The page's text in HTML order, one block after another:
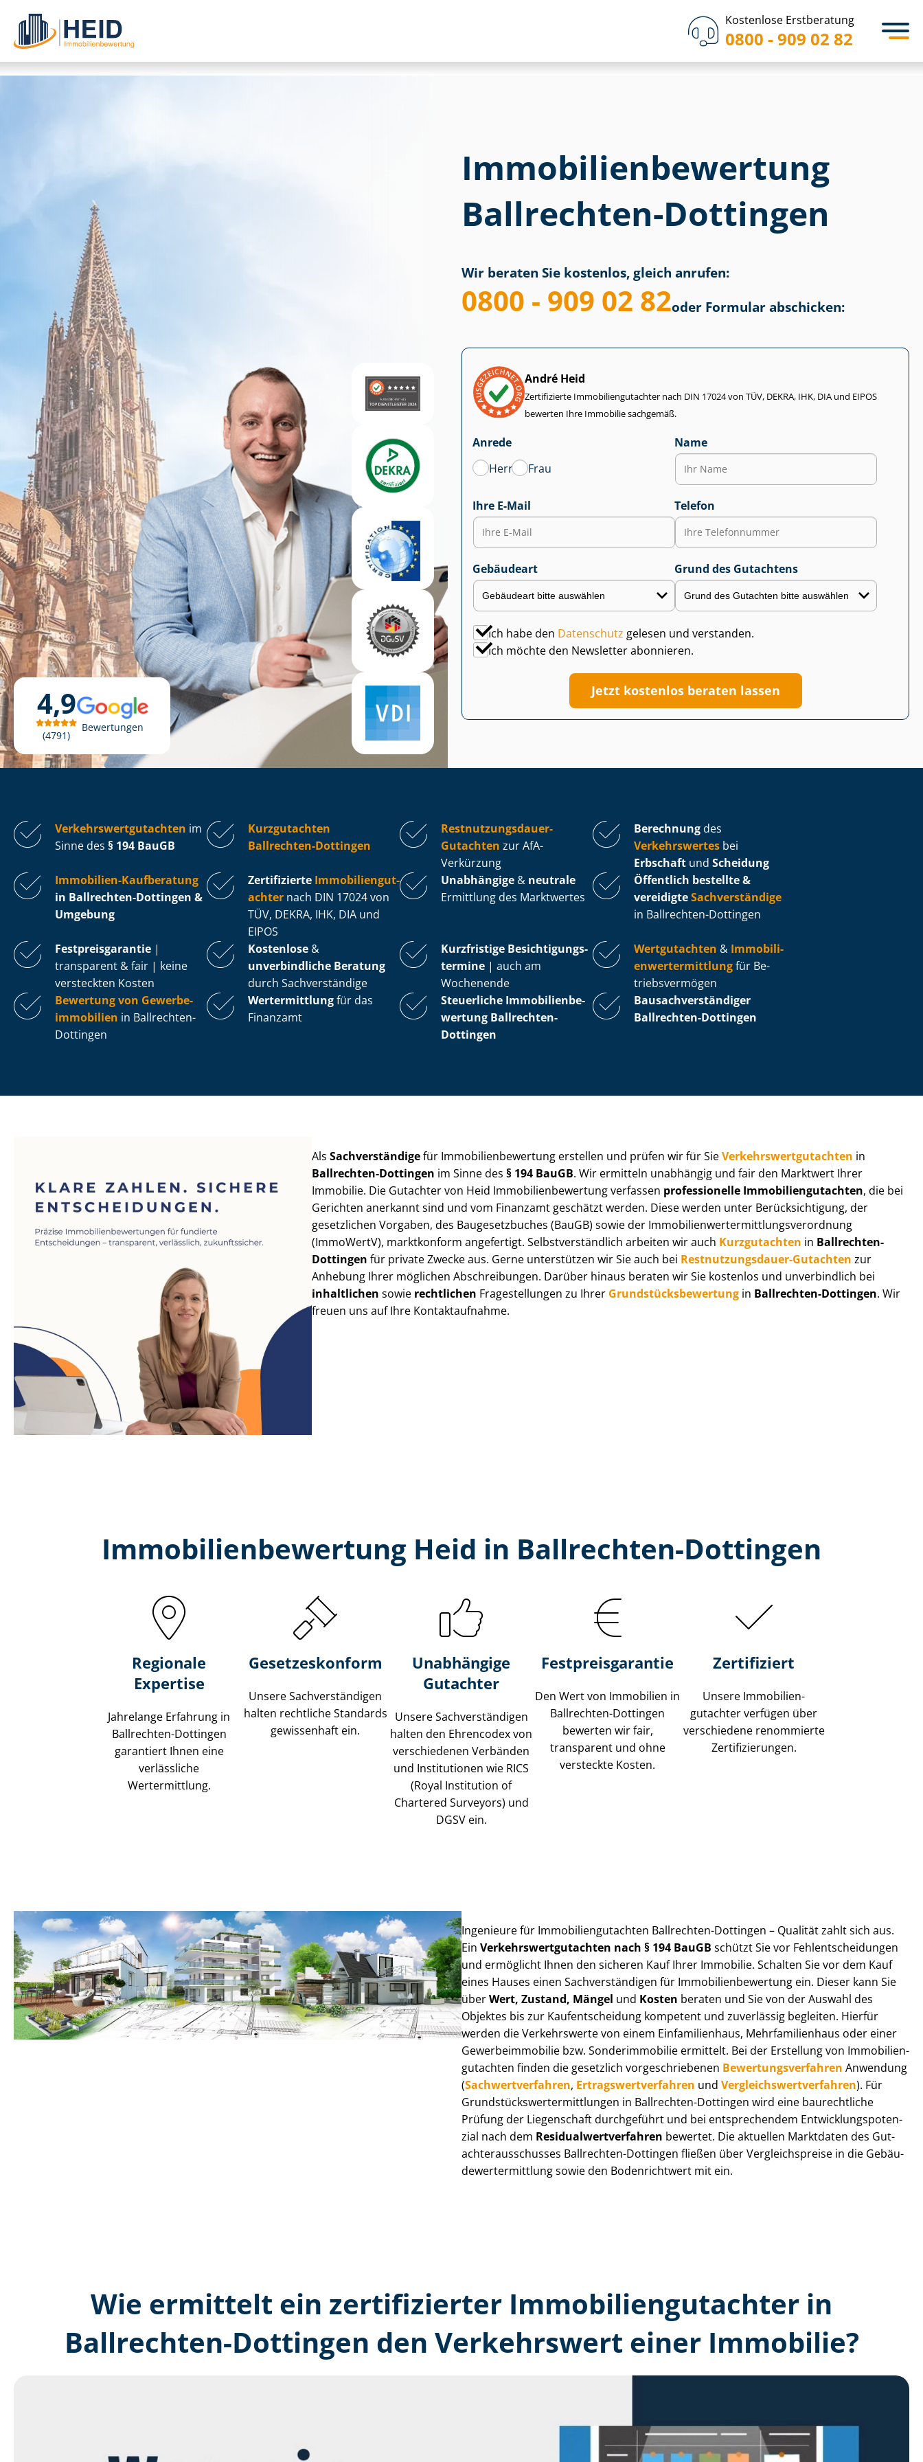
Kostenlose Erstberatung
0800 - 909 02 82
4,9
4791
Bewertungen
Immobilien­bewertung
Ballrechten-Dottingen
Wir beraten Sie kostenlos, gleich anrufen:
0800 - 909 02 82oder Formular abschicken:
André Heid
Zertifizierte Im­mo­bi­li­en­gut­ach­ter nach DIN 17024 von TÜV, DEKRA, IHK, DIA und EIPOS
bewerten Ihre Immobilie sachgemäß.
Anrede
Herr
Frau
Name
Ihre E-Mail Telefon
Gebäudeart Grund des Gutachtens
Ich habe den Datenschutz gelesen und verstanden.
Ich möchte den Newsletter abonnieren.
Jetzt kostenlos beraten lassen
Ver­kehrs­wert­gut­ach­ten im
Sinne des § 194 BauGB
Kurzgutachten
Ballrechten-Dottingen
Rest­nut­zungs­dau­er-
Gutachten zur AfA-
Verkürzung
Berechnung des
Verkehrswertes bei
Erbschaft und Scheidung
Immobilien-Kaufberatung
in Ballrechten-Dottingen &
Umgebung
Zertifizierte Im­mo­bi­li­en­gut­
ach­ter nach DIN 17024 von
TÜV, DEKRA, IHK, DIA und
EIPOS
Unabhängige & neutrale
Ermittlung des Marktwertes
Öffentlich bestellte &
vereidigteSachverständige
in Ballrechten-Dottingen
Fest­preis­ga­ran­tie |
transparent & fair | keine
versteckten Kosten
Kostenlose &
unverbindliche Beratung
durch Sachverständige
Kurzfristige Be­sich­ti­gungs­
ter­mi­ne | auch am
Wochenende
Wertgutachten & Im­mo­bi­li­
en­wert­ermitt­lungfür Be­
triebs­ver­mö­gen
Bewertung von Ge­wer­be­
im­mo­bi­li­en in Ballrechten-
Dottingen
Wertermittlungfür das
Finanzamt
Steuerliche Im­mo­bi­li­en­be­
wer­tung Ballrechten-
Dottingen
Bau­sach­ver­stän­di­ger
Ballrechten-Dottingen
AlsSachverständigefür Im­mo­bi­li­en­be­wer­tung erstellen und prüfen wir für SieVer­kehrs­wert­gut­ach­ten in
Ballrechten-Dottingen im Sinne des§ 194 BauGB. Wir ermitteln unabhängig und fair den Marktwert Ihrer
Immobilie. Die Gutachter von Heid Im­mo­bi­li­en­be­wer­tung verfassen professionelle Im­mo­bi­li­en­gut­ach­ten, die bei
Gerichten anerkannt sind und vom Finanzamt geschätzt werden. Diese werden unter Be­rück­sich­ti­gung, der
gesetzlichen Vorgaben, des Baugesetzbuches (BauGB) sowie der Im­mo­bi­li­en­wert­ermitt­lungs­ver­ord­nung
(ImmoWertV), marktkonform angefertigt. Selbst­ver­ständ­lich arbeiten wir auch Kurzgutachten in Ballrechten-
Dottingen für private Zwecke aus. Gerne unterstützen wir Sie auch bei Rest­nut­zungs­dau­er-Gutachten zur
Anhebung Ihrer möglichen Abschreibungen. Darüber hinaus beraten wir Sie kostenlos und unverbindlich bei
inhaltlichen sowie rechtlichen Fragestellungen zu Ihrer Grund­stücks­be­wer­tung in Ballrechten-Dottingen. Wir
freuen uns auf Ihre Kontaktaufnahme.
Immobilien­bewertung Heid in Ballrechten-Dottingen
Regionale
Expertise
Jahrelange Erfahrung in
Ballrechten-Dottingen
garantiert Ihnen eine
verlässliche
Wertermittlung.
Gesetzes­konform
Unsere Sach­ver­stän­di­gen
halten rechtliche Standards
gewissenhaft ein.
Unabhängige
Gutachter
Unsere Sach­ver­stän­di­gen
halten den Ehrencodex von
verschiedenen Verbänden
und Institutionen wie RICS
(Royal Institution of
Chartered Surveyors) und
DGSV ein.
Festpreis​garantie
Den Wert von Immobilien in
Ballrechten-Dottingen
bewerten wir fair,
transparent und ohne
versteckte Kosten.
Zertifiziert
Unsere Immobilien­
gutachter verfügen über
verschiedene renommierte
Zer­ti­fi­zie­run­gen.
Ingenieure für Im­mo­bi­li­en­gut­ach­ten Ballrechten-Dottingen – Qualität zahlt sich aus.
Ein Ver­kehrs­wert­gut­ach­ten nach § 194 BauGB schützt Sie vor Fehl­ent­schei­dun­gen
und ermöglicht Ihnen den sicheren Kauf Ihrer Immobilie. Schalten Sie vor dem Kauf
eines Hauses einen Sach­ver­stän­di­gen für Im­mo­bi­li­en­be­wer­tung ein. Dieser kann Sie
überWert, Zustand, Mängel und Kosten beraten und Sie von der Auswahl des
Objektes bis zur Kauf­ent­schei­dung kompetent und zuverlässig begleiten. Hierfür
werden die Verkehrswerte von einem Einfamilienhaus, Mehr­fa­mi­li­en­haus oder einer
Ge­wer­be­im­mo­bi­lie bzw. Sonderimmobilie ermittelt. Bei der Erstellung von Im­mo­bi­li­en­
gut­ach­ten finden die gesetzlich vor­ge­schrie­be­nen Be­wer­tungs­ver­fah­ren Anwendung
(Sach­wert­ver­fah­ren, Er­trags­wert­ver­fah­ren und Ver­gleichs­wert­ver­fah­ren). Für
Grund­stücks­wert­ermitt­lun­gen in Ballrechten-Dottingen wird eine baurechtliche
Prüfung der Liegenschaft durchgeführt und bei entsprechendem Ent­wick­lungs­po­ten­
zi­al nach dem Re­si­du­al­wert­ver­fah­ren bewertet. Die aktuellen Marktdaten des Gut­
ach­ter­aus­schus­ses Ballrechten-Dottingen fließen über Ver­gleichs­prei­se in die Ge­bäu­
de­wert­ermitt­lung sowie den Bodenrichtwert mit ein.
Wie ermittelt ein zertifizierter Immobilien­gutachter in
Ballrechten-Dottingen den Verkehrswert einer Immobilie?